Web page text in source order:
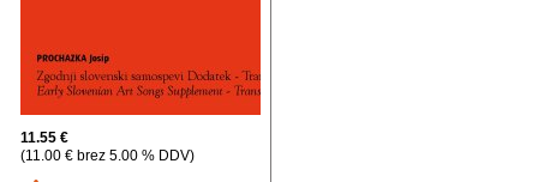
11.55 €
(11.00 € brez 5.00 % DDV)